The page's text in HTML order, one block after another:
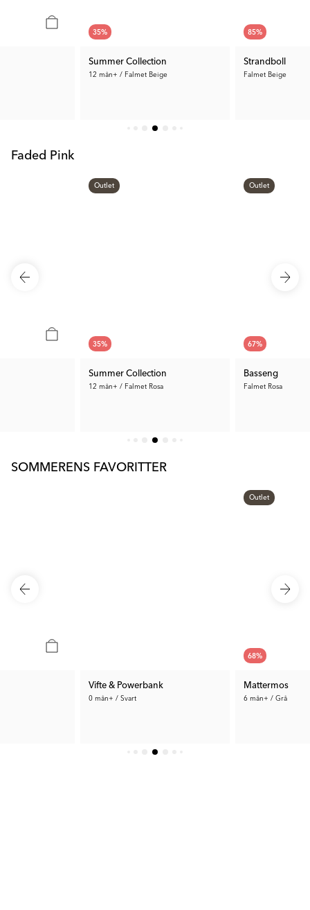
35%
Summer Collection
12 mån+ / Falmet Beige
85%
Strandboll
Falmet Beige
Faded Pink
Outlet
35%
Summer Collection
12 mån+ / Falmet Rosa
Outlet
67%
Basseng
Falmet Rosa
SOMMERENS FAVORITTER
Vifte & Powerbank
0 mån+ / Svart
Outlet
68%
Mattermos
6 mån+ / Grå